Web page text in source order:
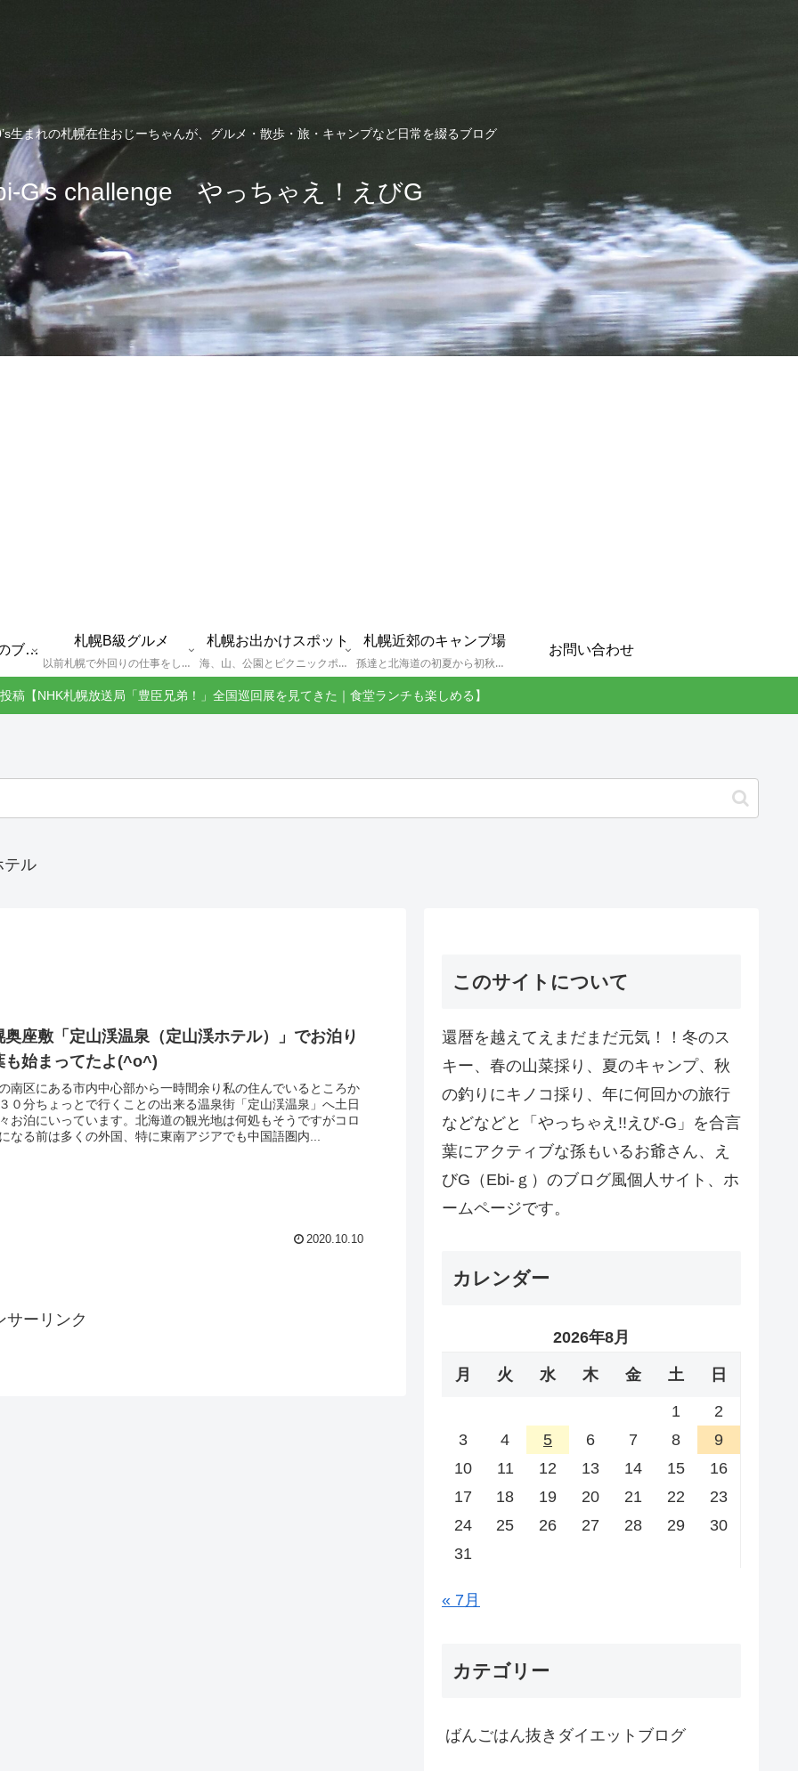
生まれの札幌在住おじーちゃんが、グルメ・散歩・旅・キャンプなど日常を綴るブログ
G's challenge やっちゃえ！えびG
えびGとは？札幌のブログ運営者プロフィール
札幌B級グルメ
以前札幌で外回りの仕事をしていた還暦過ぎブロガー「えびG」がランチ（サラリーマンランチ、サラメシ）を中心に、おそば、ラーメン、中華、日替わりランチを「札幌Bグルメ」と題してレポートしているブログカテゴリーのページです。現在は定年後の再雇用で札幌中とはいかなまでも会社の近くのすすきの界隈や家のある札幌市南区を中心に徘徊しております。
札幌お出かけスポット
海、山、公園とピクニックポイントや名所、旧跡などなど、、、、、札幌はもとより郊外の無理なく日帰りでいって帰ってこれるお出かけスポットを孫っち達（小学５、３年生、幼稚園年長さんの３人）とえびGがお出かけをして紹介しているページです。
札幌近郊のキャンプ場
孫達と北海道の初夏から初秋にかけてキャンプに出かけます。キャンプ場情報だったり料理だったり花火や遊びに虫取りとまさに「やっちゃえ！えびG」やりたい放題のブログです。
お問い合わせ
稿【NHK札幌放送局「豊臣兄弟！」全国巡回展を見てきた｜食堂ランチも楽しめる】
テル
奥座敷「定山渓温泉（定山渓ホテル）」でお泊り
も始まってたよ(^o^)
南区にある市内中心部から一時間余り私の住んでいるところか
０分ちょっとで行くことの出来る温泉街「定山渓温泉」へ土日
お泊にいっています。北海道の観光地は何処もそうですがコロ
なる前は多くの外国、特に東南アジアでも中国語圏内...
2020.10.10
サーリンク
このサイトについて
還暦を越えてえまだまだ元気！！冬のス
キー、春の山菜採り、夏のキャンプ、秋
の釣りにキノコ採り、年に何回かの旅行
などなどと「やっちゃえ!!えび-G」を合言
葉にアクティブな孫もいるお爺さん、え
びG（Ebi-ｇ）のブログ風個人サイト、ホ
ームページです。
カレンダー
2026年8月
月 火 水 木 金 土 日
1
2
3
4 5 6 7 8
9
10
11 12 13 14 15
16
17
18 19 20 21 22
23
24
25 26 27 28 29
30
31
« 7月
カテゴリー
ばんごはん抜きダイエットブログ